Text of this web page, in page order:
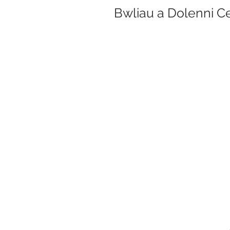
Bwliau a Dolenni